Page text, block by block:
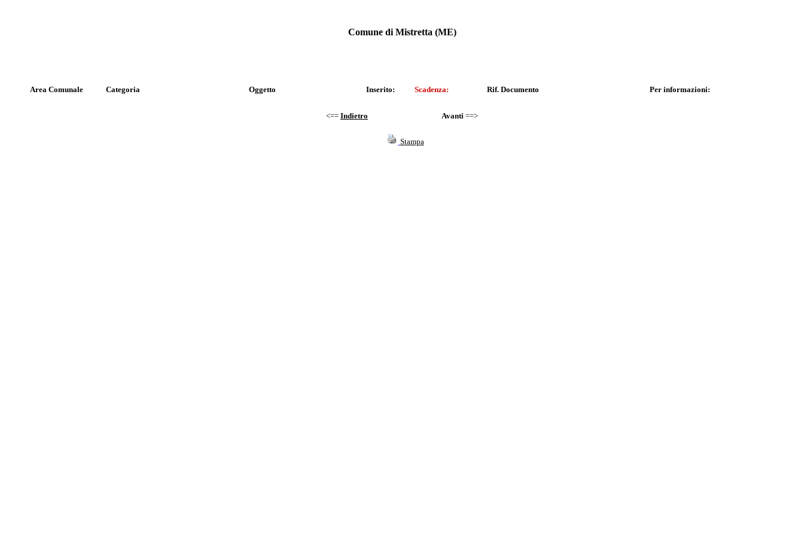
Comune di Mistretta (ME)
Area Comunale Categoria Oggetto Inserito: Scadenza: Rif. Documento Per informazioni:
<== Indietro Avanti ==>
Stampa